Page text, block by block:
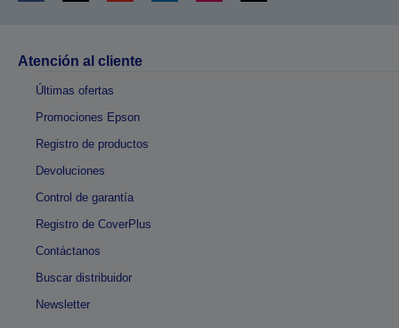
Atención al cliente
Últimas ofertas
Promociones Epson
Registro de productos
Devoluciones
Control de garantía
Registro de CoverPlus
Contáctanos
Buscar distribuidor
Newsletter